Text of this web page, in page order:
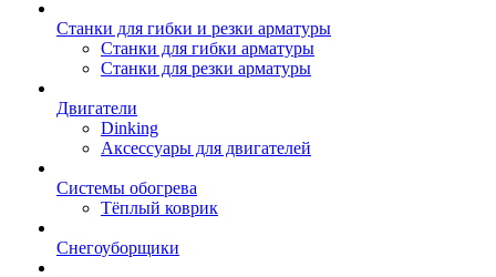
Станки для гибки и резки арматуры
Станки для гибки арматуры
Станки для резки арматуры
Двигатели
Dinking
Аксессуары для двигателей
Системы обогрева
Тёплый коврик
Снегоуборщики